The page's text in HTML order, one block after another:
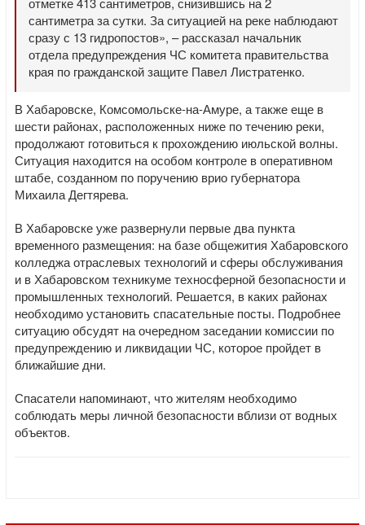
сантиметра за сутки. За ситуацией на реке наблюдают
сразу с 13 гидропостов», – рассказал начальник
отдела предупреждения ЧС комитета правительства
края по гражданской защите Павел Листратенко.
В Хабаровске, Комсомольске-на-Амуре, а также еще в
шести районах, расположенных ниже по течению реки,
продолжают готовиться к прохождению июльской волны.
Ситуация находится на особом контроле в оперативном
штабе, созданном по поручению врио губернатора
Михаила Дегтярева.
В Хабаровске уже развернули первые два пункта
временного размещения: на базе общежития Хабаровского
колледжа отраслевых технологий и сферы обслуживания
и в Хабаровском техникуме техносферной безопасности и
промышленных технологий. Решается, в каких районах
необходимо установить спасательные посты. Подробнее
ситуацию обсудят на очередном заседании комиссии по
предупреждению и ликвидации ЧС, которое пройдет в
ближайшие дни.
Спасатели напоминают, что жителям необходимо
соблюдать меры личной безопасности вблизи от водных
объектов.